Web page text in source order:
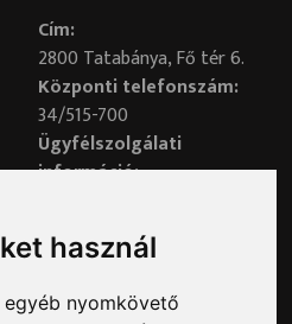
használ
nyomkövető
Cím:
2800 Tatabánya, Fő tér 6.
Központi telefonszám:
34/515-700
Ügyfélszolgálati
információ:
Véleményvonal:
34/515-799